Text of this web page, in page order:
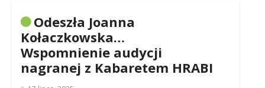
Odeszła Joanna
Kołaczkowska…
Wspomnienie audycji
nagranej z Kabaretem HRABI